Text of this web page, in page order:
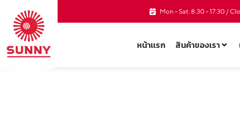
Mon - Sat: 8:30 - 17:30 /
หน้าเเรก สินค้าของเรา